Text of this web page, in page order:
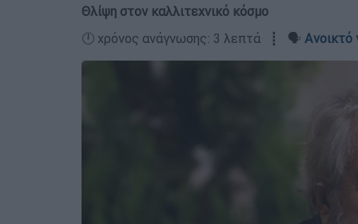
Θλίψη στον καλλιτεχνικό κόσμο
🕛 χρόνος ανάγνωσης: 3 λεπτά ┋ 🗣️ Ανοικτό